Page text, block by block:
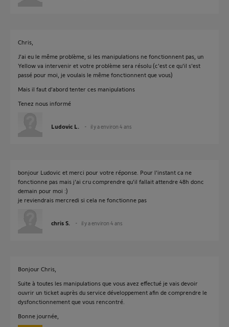
Chris,
J'ai eu le même problème, si les manipulations ne fonctionnent pas, un
Yellow va intervenir et votre problème sera résolu (c'est ce qu'il s'est
passé pour moi, je voulais le même fonctionnent que vous)
Mais il faut d'abord tenter ces manipulations
Tenez nous informé
Ludovic L. il y a environ 4 ans
bonjour Ludovic et merci pour votre réponse. Pour l'instant ca ne
fonctionne pas mais j'ai cru comprendre qu'il fallait attendre 48h donc
demain pour moi :)
je reviendrais mercredi si cela ne fonctionne pas
chris S. il y a environ 4 ans
Bonjour Chris,
Suite à toutes les manipulations que vous avez effectué je vais devoir
ouvrir un ticket auprès du service développement afin de comprendre le
dysfonctionnement que vous rencontré.
Bonne journée,